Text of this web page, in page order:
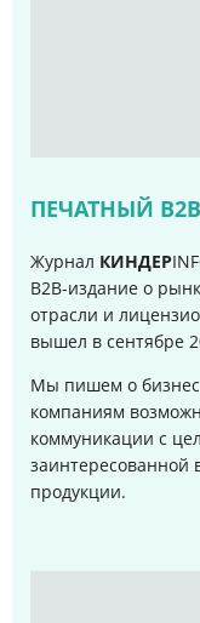
ПЕЧАТНЫЙ
Журнал КИНДЕР
B2B-издание о
отрасли и
вышел в сентябре
Мы пишем о
компаниям
коммуникации с
заинтересованной
продукции.